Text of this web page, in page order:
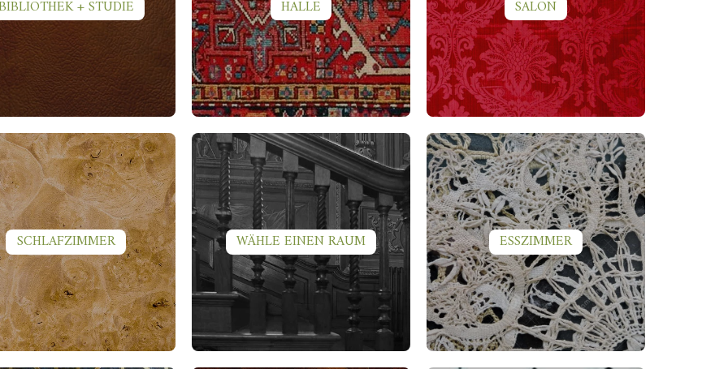
+ STUDIE HALLE SALON
SCHLAFZIMMER WÄHLE EINEN RAUM ESSZIMMER